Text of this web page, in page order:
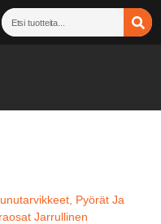
Pyörät Ja
Jarrullinen